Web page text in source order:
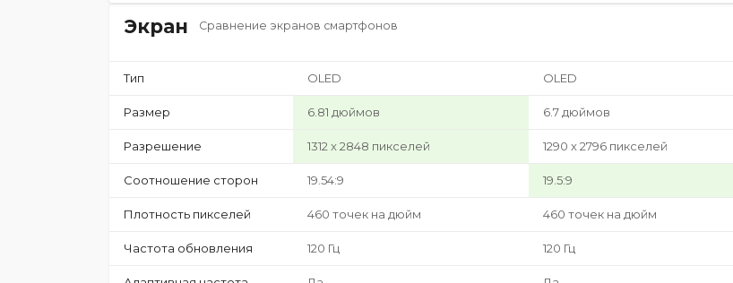
Экран Сравнение экранов смартфонов
Тип OLED OLED
Размер 6.81 дюймов 6.7 дюймов
Разрешение 1312 x 2848 пикселей 1290 x 2796 пикселей
Соотношение сторон 19.54:9 19.5:9
Плотность пикселей 460 точек на дюйм 460 точек на дюйм
Частота обновления 120 Гц 120 Гц